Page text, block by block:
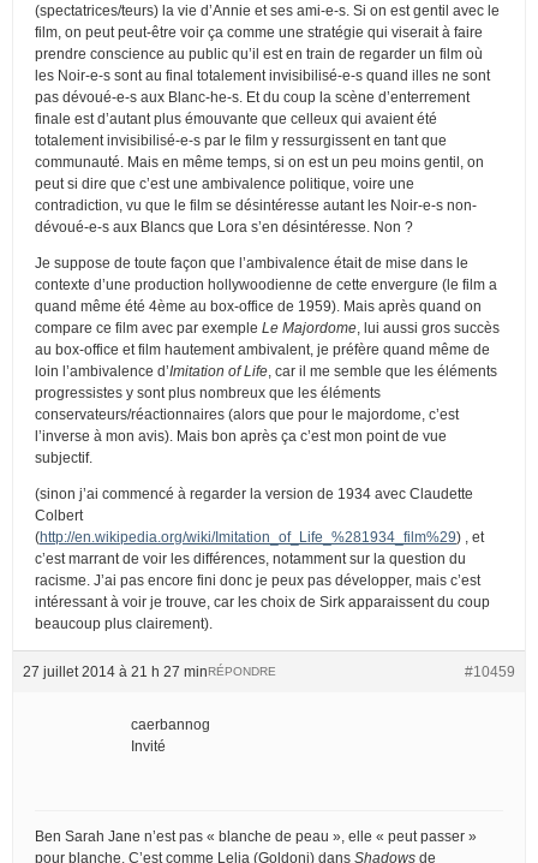
(spectatrices/teurs) la vie d’Annie et ses ami-e-s. Si on est gentil avec le
film, on peut peut-être voir ça comme une stratégie qui viserait à faire
prendre conscience au public qu’il est en train de regarder un film où
les Noir-e-s sont au final totalement invisibilisé-e-s quand illes ne sont
pas dévoué-e-s aux Blanc-he-s. Et du coup la scène d’enterrement
finale est d’autant plus émouvante que celleux qui avaient été
totalement invisibilisé-e-s par le film y ressurgissent en tant que
communauté. Mais en même temps, si on est un peu moins gentil, on
peut si dire que c’est une ambivalence politique, voire une
contradiction, vu que le film se désintéresse autant les Noir-e-s non-
dévoué-e-s aux Blancs que Lora s’en désintéresse. Non ?
Je suppose de toute façon que l’ambivalence était de mise dans le
contexte d’une production hollywoodienne de cette envergure (le film a
quand même été 4ème au box-office de 1959). Mais après quand on
compare ce film avec par exemple Le Majordome , lui aussi gros succès
au box-office et film hautement ambivalent, je préfère quand même de
loin l’ambivalence d’Imitation of Life , car il me semble que les éléments
progressistes y sont plus nombreux que les éléments
conservateurs/réactionnaires (alors que pour le majordome, c’est
l’inverse à mon avis). Mais bon après ça c’est mon point de vue
subjectif.
(sinon j’ai commencé à regarder la version de 1934 avec Claudette
Colbert
(http://en.wikipedia.org/wiki/Imitation_of_Life_%281934_film%29) , et
c’est marrant de voir les différences, notamment sur la question du
racisme. J’ai pas encore fini donc je peux pas développer, mais c’est
intéressant à voir je trouve, car les choix de Sirk apparaissent du coup
beaucoup plus clairement).
27 juillet 2014 à 21 h 27 min #10459
RÉPONDRE
caerbannog
Invité
Ben Sarah Jane n’est pas « blanche de peau », elle « peut passer »
pour blanche. C’est comme Lelia (Goldoni) dans Shadows de